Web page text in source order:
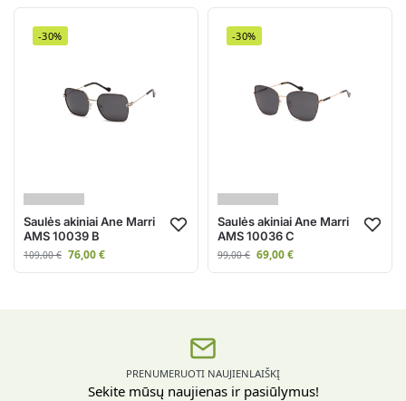
-30%
Saulės akiniai Ane Marri
AMS 10039 B
109,00€ 76,00€
-30%
Saulės akiniai Ane Marri
AMS 10036 C
99,00€ 69,00€
PRENUMERUOTI NAUJIENLAIŠKĮ
Sekite mūsų naujienas ir pasiūlymus!